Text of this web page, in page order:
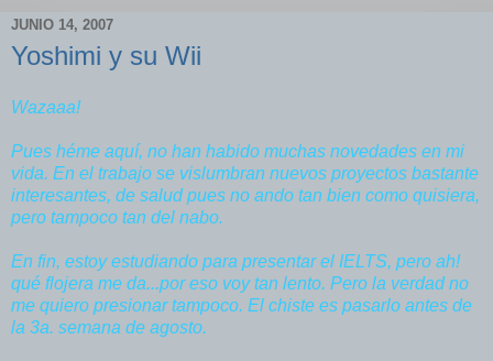
JUNIO 14, 2007
Yoshimi y su Wii
Wazaaa!
Pues héme aquí, no han habido muchas novedades en mi
vida. En el trabajo se vislumbran nuevos proyectos bastante
interesantes, de salud pues no ando tan bien como quisiera,
pero tampoco tan del nabo.
En fin, estoy estudiando para presentar el IELTS, pero ah!
qué flojera me da...por eso voy tan lento. Pero la verdad no
me quiero presionar tampoco. El chiste es pasarlo antes de
la 3a. semana de agosto.